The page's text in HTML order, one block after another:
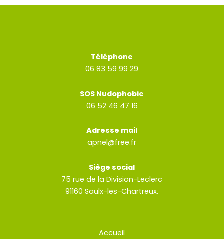
Téléphone
06 83 59 99 29
SOS Nudophobie
06 52 46 47 16
Adresse mail
apnel@free.fr
Siège social
75 rue de la Division-Leclerc
91160 Saulx-les-Chartreux.
Accueil